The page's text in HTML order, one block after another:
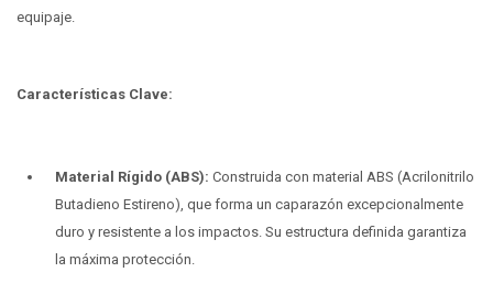
equipaje.
Características Clave:
Material Rígido (ABS): Construida con material ABS (Acrilonitrilo
Butadieno Estireno), que forma un caparazón excepcionalmente
duro y resistente a los impactos. Su estructura definida garantiza
la máxima protección.